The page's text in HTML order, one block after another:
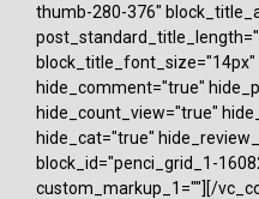
thumb-280-376"
hide_comment="true"
hide_count_view="true"
hide_cat="true"
block_id="penci_grid_1-
custom_markup_1=""][/